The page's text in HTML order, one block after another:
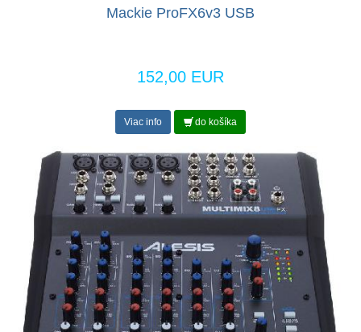
Mackie ProFX6v3 USB
152,00 EUR
Viac info do košíka